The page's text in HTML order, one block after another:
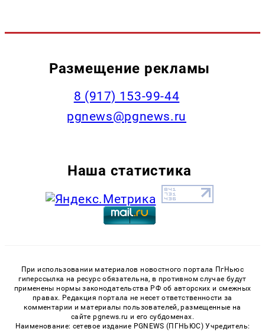
Размещение рекламы
‭8 (917) 153-99-44
pgnews@pgnews.ru
Наша статистика
При использовании материалов новостного портала ПгНьюс
гиперссылка на ресурс обязательна, в противном случае будут
применены нормы законодательства РФ об авторских и смежных
правах. Редакция портала не несет ответственности за
комментарии и материалы пользователей, размещенные на
сайте pgnews.ru и его субдоменах.
Наименование: сетевое издание PGNEWS (ПГНЬЮС) Учредитель: